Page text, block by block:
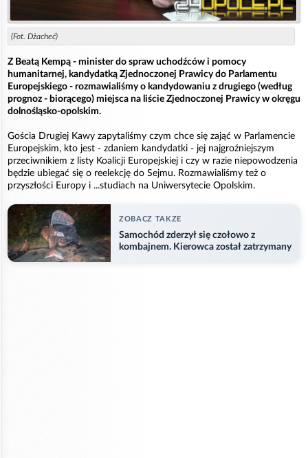
(Fot. Dżacheć)
Z Beatą Kempą - minister do spraw uchodźców i pomocy
humanitarnej, kandydatką Zjednoczonej Prawicy do Parlamentu
Europejskiego - rozmawialiśmy o kandydowaniu z drugiego (według
prognoz - biorącego) miejsca na liście Zjednoczonej Prawicy w okręgu
dolnośląsko-opolskim.
Gościa Drugiej Kawy zapytaliśmy czym chce się zająć w Parlamencie
Europejskim, kto jest - zdaniem kandydatki - jej najgroźniejszym
przeciwnikiem z listy Koalicji Europejskiej i czy w razie niepowodzenia
będzie ubiegać się o reelekcję do Sejmu. Rozmawialiśmy też o
przyszłości Europy i ...studiach na Uniwersytecie Opolskim.
ZOBACZ TAKZE
Samochód zderzył się czołowo z
kombajnem. Kierowca został zatrzymany